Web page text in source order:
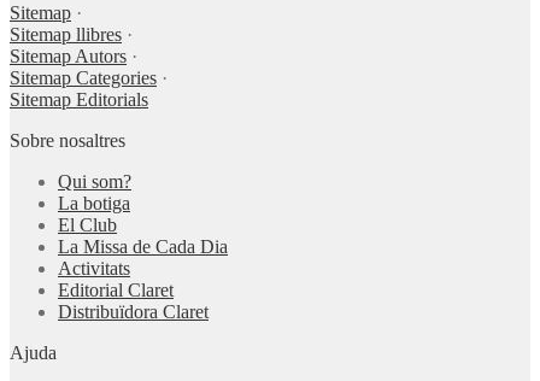
Sitemap ·
Sitemap llibres ·
Sitemap Autors ·
Sitemap Categories ·
Sitemap Editorials
Sobre nosaltres
Qui som?
La botiga
El Club
La Missa de Cada Dia
Activitats
Editorial Claret
Distribuïdora Claret
Ajuda